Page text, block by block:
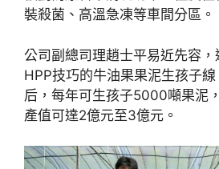
裝殺菌、高溫急凍等車間分區。
公司副總司理趙士平易近先容
HPP技巧的牛油果果泥生孩子
后，每年可生孩子5000噸果泥
產值可達2億元至3億元。